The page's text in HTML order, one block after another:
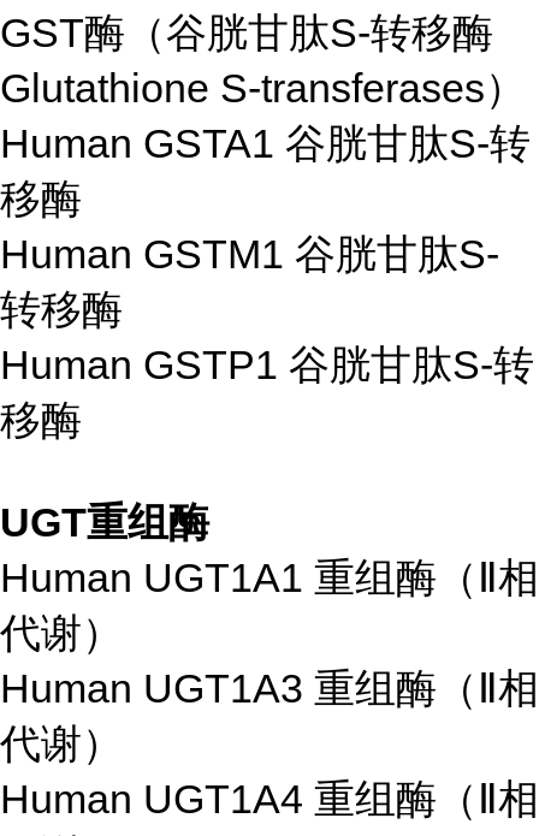
GST酶（谷胱甘肽S-转移酶
Glutathione S-transferases）
Human GSTA1 谷胱甘肽S-转
移酶
Human GSTM1 谷胱甘肽S-
转移酶
Human GSTP1 谷胱甘肽S-转
移酶
UGT重组酶
Human UGT1A1 重组酶（Ⅱ相
代谢）
Human UGT1A3 重组酶（Ⅱ相
代谢）
Human UGT1A4 重组酶（Ⅱ相